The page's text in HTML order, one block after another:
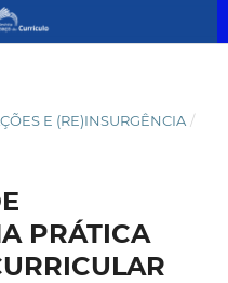
E (RE)INSURGÊNCIA /
PRÁTICA